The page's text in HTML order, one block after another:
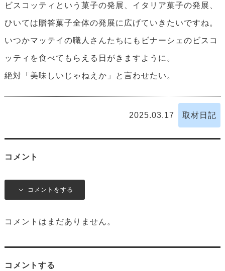
ビスコッティという菓子の発展、イタリア菓子の発展、
ひいては贈答菓子全体の発展に広げていきたいですね。
いつかマッテイの職人さんたちにもビナーシェのビスコ
ッティを食べてもらえる日がきますように。
絶対「美味しいじゃねえか」と言わせたい。
2025.03.17 取材日記
コメント
コメントをする
コメントはまだありません。
コメントする